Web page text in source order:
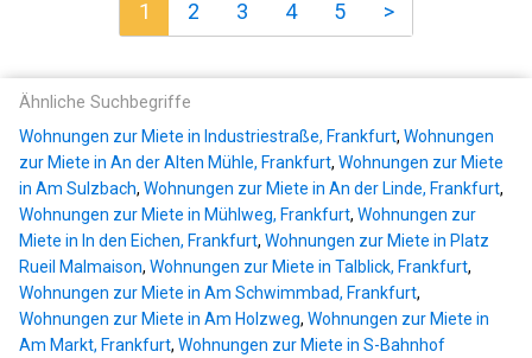
1 2 3 4 5 >
Ähnliche Suchbegriffe
Wohnungen zur Miete in Industriestraße, Frankfurt, Wohnungen
zur Miete in An der Alten Mühle, Frankfurt, Wohnungen zur Miete
in Am Sulzbach, Wohnungen zur Miete in An der Linde, Frankfurt,
Wohnungen zur Miete in Mühlweg, Frankfurt, Wohnungen zur
Miete in In den Eichen, Frankfurt, Wohnungen zur Miete in Platz
Rueil Malmaison, Wohnungen zur Miete in Talblick, Frankfurt,
Wohnungen zur Miete in Am Schwimmbad, Frankfurt,
Wohnungen zur Miete in Am Holzweg, Wohnungen zur Miete in
Am Markt, Frankfurt, Wohnungen zur Miete in S-Bahnhof